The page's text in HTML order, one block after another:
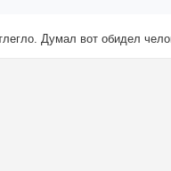
Думал вот обидел